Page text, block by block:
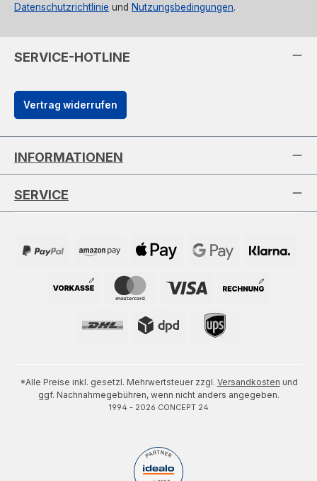
Datenschutzrichtlinie und Nutzungsbedingungen.
SERVICE-HOTLINE
Vertrag widerrufen
INFORMATIONEN
SERVICE
*Alle Preise inkl. gesetzl. Mehrwertsteuer zzgl. Versandkosten und
ggf. Nachnahmegebühren, wenn nicht anders angegeben.
1994 - 2026 CONCEPT 24